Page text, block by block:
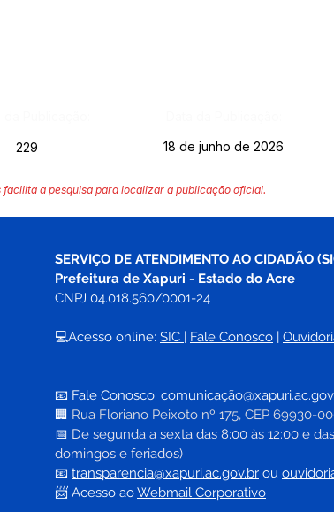
229 18 de junho de 2026
a pesquisa para localizar a publicação oficial.
SERVIÇO DE ATENDIMENTO AO CIDADÃO
Prefeitura de Xapuri - Estado do Acre
CNPJ 04.018.560/0001-24
💻Acesso online: SIC | Fale Conosco |
📧 Fale Conosco:
🏢 Rua Floriano Peixoto nº 175, CEP 69930-
📅 De segunda a sexta das 8:00 às 12:00 e
domingos e feriados)
📧 transparencia@xapuri.ac.gov.br ou
📨 Acesso ao Webmail Corporativo